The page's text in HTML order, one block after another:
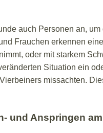
auch Personen an,
Frauchen erkennen
oder mit starkem
Situation ein
missachten.
und Anspringen